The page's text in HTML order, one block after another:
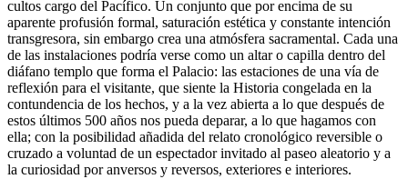
cultos cargo del Pacífico. Un conjunto que por encima de su
aparente profusión formal, saturación estética y constante intención
transgresora, sin embargo crea una atmósfera sacramental. Cada una
de las instalaciones podría verse como un altar o capilla dentro del
diáfano templo que forma el Palacio: las estaciones de una vía de
reflexión para el visitante, que siente la Historia congelada en la
contundencia de los hechos, y a la vez abierta a lo que después de
estos últimos 500 años nos pueda deparar, a lo que hagamos con
ella; con la posibilidad añadida del relato cronológico reversible o
cruzado a voluntad de un espectador invitado al paseo aleatorio y a
la curiosidad por anversos y reversos, exteriores e interiores.